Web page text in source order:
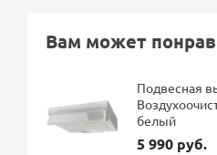
Вам может
Подвесная
белый
5 990 руб.